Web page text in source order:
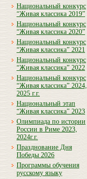
Национальный конкурс
“Живая классика 2019”
Национальный конкурс
“Живая классика 2020”
Национальный конкурс
“Живая классика” 2021
Национальный конкурс
“Живая классика” 2022
Национальный конкурс
“Живая классика” 2024,
2025 г.г.
Национальный этап
“Живая классика” 2023
Олимпиада по истории
России в Риме 2023,
2024г.г.
Празднование Дня
Победы 2026
Программы обучения
русскому языку